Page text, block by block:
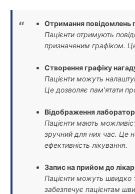
Отримання повідомлень
Пацієнти отримують
призначеним графіком.
Створення графіку
Пацієнти можуть
Це дозволяє пам'ятати
Відображення
Пацієнти мають
зручний для них час. Це
ефективність лікування.
Запис на прийом до
Пацієнти можуть швидко
забезпечує пацієнтам